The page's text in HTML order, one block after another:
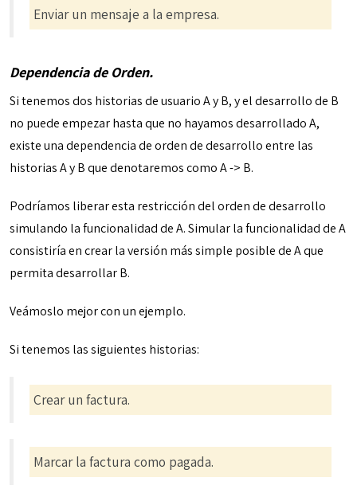
Enviar un mensaje a la empresa.
Dependencia de Orden.
Si tenemos dos historias de usuario A y B, y el desarrollo de B
no puede empezar hasta que no hayamos desarrollado A,
existe una dependencia de orden de desarrollo entre las
historias A y B que denotaremos como A -> B.
Podríamos liberar esta restricción del orden de desarrollo
simulando la funcionalidad de A. Simular la funcionalidad de A
consistiría en crear la versión más simple posible de A que
permita desarrollar B.
Veámoslo mejor con un ejemplo.
Si tenemos las siguientes historias:
Crear un factura.
Marcar la factura como pagada.